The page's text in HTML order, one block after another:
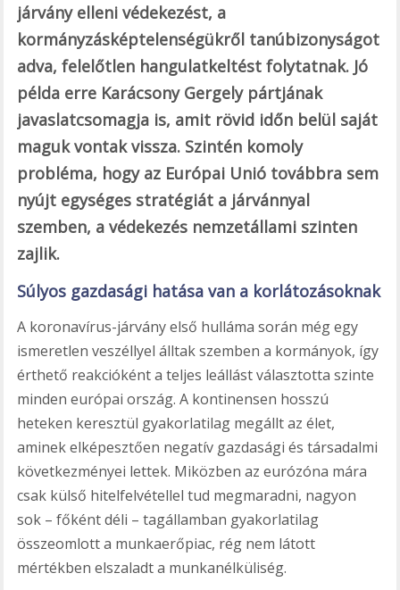
járvány elleni védekezést, a
kormányzásképtelenségükről tanúbizonyságot
adva, felelőtlen hangulatkeltést folytatnak. Jó
példa erre Karácsony Gergely pártjának
javaslatcsomagja is, amit rövid időn belül saját
maguk vontak vissza. Szintén komoly
probléma, hogy az Európai Unió továbbra sem
nyújt egységes stratégiát a járvánnyal
szemben, a védekezés nemzetállami szinten
zajlik.
Súlyos gazdasági hatása van a korlátozásoknak
A koronavírus-járvány első hulláma során még egy
ismeretlen veszéllyel álltak szemben a kormányok, így
érthető reakcióként a teljes leállást választotta szinte
minden európai ország. A kontinensen hosszú
heteken keresztül gyakorlatilag megállt az élet,
aminek elképesztően negatív gazdasági és társadalmi
következményei lettek. Miközben az eurózóna mára
csak külső hitelfelvétellel tud megmaradni, nagyon
sok – főként déli – tagállamban gyakorlatilag
összeomlott a munkaerőpiac, rég nem látott
mértékben elszaladt a munkanélküliség.